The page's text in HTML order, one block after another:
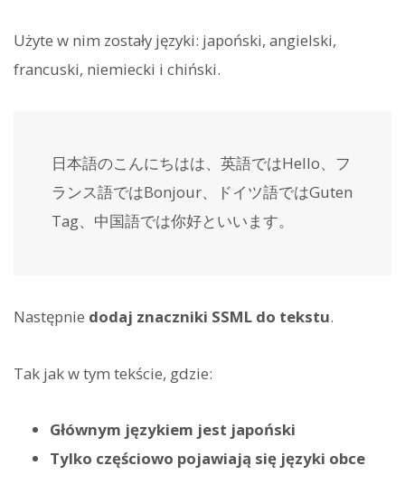
Użyte w nim zostały języki: japoński, angielski,
francuski, niemiecki i chiński.
日本語のこんにちはは、英語ではHello、フ
ランス語ではBonjour、ドイツ語ではGuten
Tag、中国語では你好といいます。
Następnie dodaj znaczniki SSML do tekstu.
Tak jak w tym tekście, gdzie:
Głównym językiem jest japoński
Tylko częściowo pojawiają się języki obce